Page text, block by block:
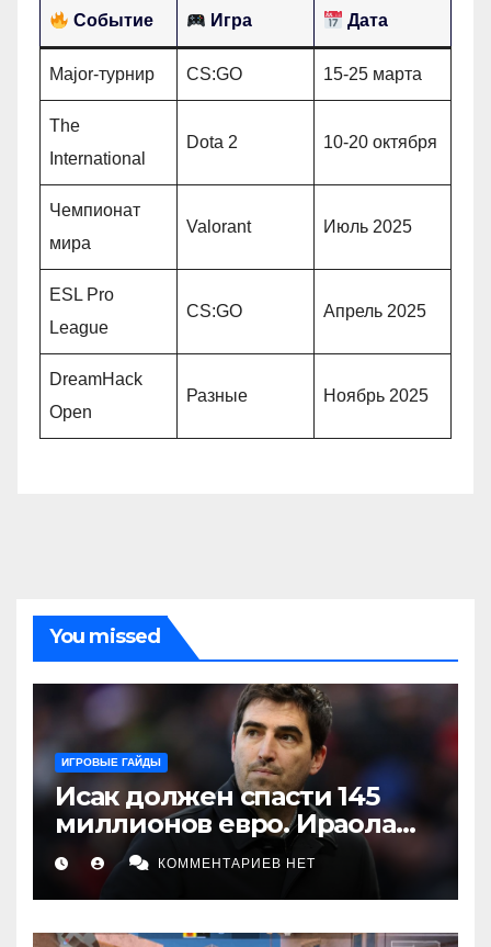
Событие Игра Дата
Major-турнир CS:GO 15-25 марта
The
International
Dota 2 10-20 октября
Чемпионат
мира
Valorant Июль 2025
ESL Pro
League
CS:GO Апрель 2025
DreamHack
Open
Разные Ноябрь 2025
You missed
ИГРОВЫЕ ГАЙДЫ
Исак должен спасти 145
миллионов евро. Ираола
делает ставку на игрока,
которого «Ливерпуль» пока
не увидел
КОММЕНТАРИЕВ НЕТ